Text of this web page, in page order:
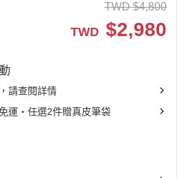
TWD $4,800
TWD $2,980
請查閱詳情
運・任選2件贈真皮筆袋